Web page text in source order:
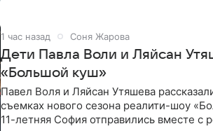
1 час назад Соня Жарова
Дети Павла Воли и Ляйсан
«Большой куш»
Павел Воля и Ляйсан Утяшева
съемках нового сезона реалити-шоу
11-летняя София отправились вместе с